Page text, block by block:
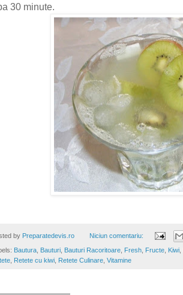
30 minute.
by Preparatedevis.ro Niciun comentariu:
Bautura Bauturi Bauturi Racoritoare Fresh Fructe Kiwi
Retete cu kiwi Retete Culinare Vitamine